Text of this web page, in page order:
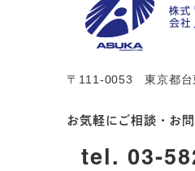
〒111-0053 東京都台
お気軽にご相談・お
tel. 03-